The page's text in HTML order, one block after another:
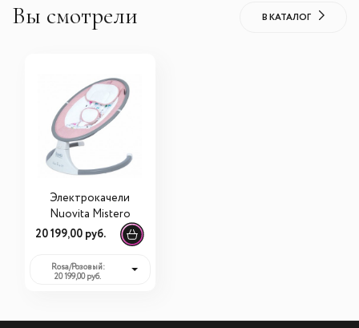
Вы смотрели В КАТАЛОГ
Электрокачели
Nuovita Mistero
20 199,00 руб.
Rosa/Розовый:
20 199,00 руб.